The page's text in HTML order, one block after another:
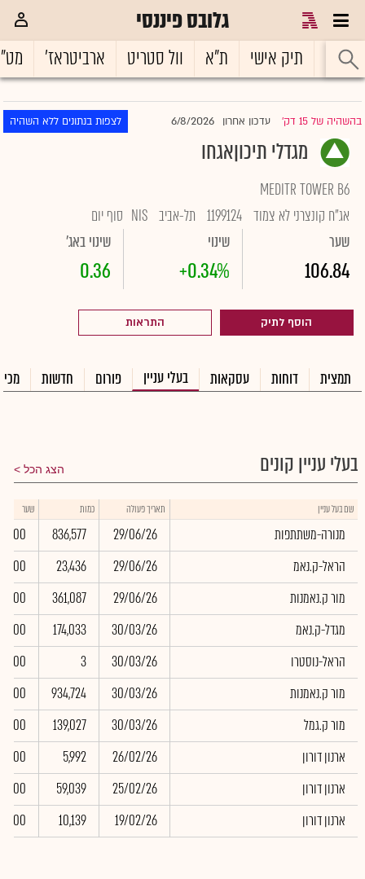
גלובס פיננסי
ראשי תיק אישי ת"א וול סטריט ארביטראז'
בהשהיה של 15 דק' |עדכון אחרון 6/8/2026 לצפות בנתונים ללא השהיה
מגדלי תיכוןאגחו
MEDITR TOWER B6
אג"ח קונצרני לא צמוד 1199124 תל-אביב NIS סוף יום
שער
106.84
שינוי
+0.34%
שינוי באג'
0.36
הוסף לתיק התראות
תמצית דוחות עסקאות בעלי עניין פורום חדשות
בעלי עניין קונים הצג הכל
שם בעל עניין תאריך פעולה כמות שער
מנורה-משתתפות 29/06/26
836,577
0.00
הראל-ק.נאמ
29/06/26
23,436
0.00
מור ק.נאמנות
29/06/26
361,087
0.00
מגדל-ק.נאמ
30/03/26
174,033
0.00
הראל-נוסטרו
30/03/26
3
0.00
מור ק.נאמנות
30/03/26
934,724
0.00
מור ק.גמל
30/03/26
139,027
0.00
ארנון דורון
26/02/26
5,992
0.00
ארנון דורון
25/02/26
59,039
0.00
ארנון דורון
19/02/26
10,139
0.00